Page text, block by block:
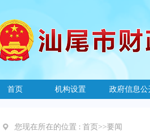
首页 机构设置 政府信息公
您现在所在的位置 : 首页>>要闻